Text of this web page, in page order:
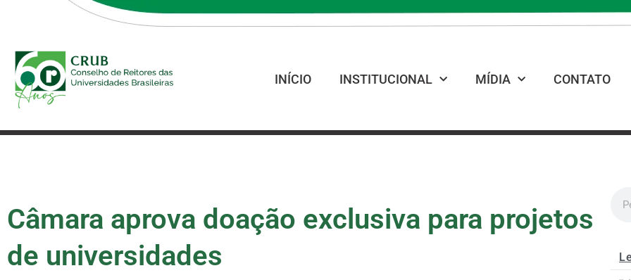
INÍCIO INSTITUCIONAL MÍDIA CONTATO
Câmara aprova doação exclusiva para projetos
de universidades